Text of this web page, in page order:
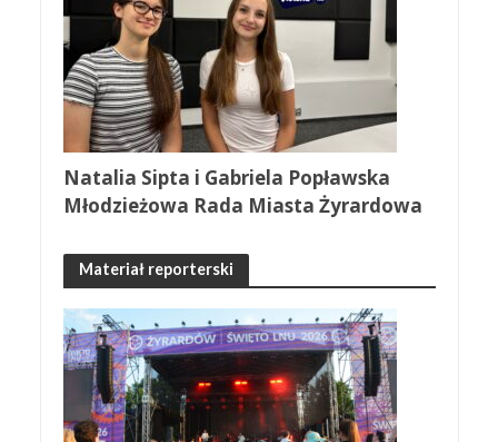
Natalia Sipta i Gabriela Popławska
Młodzieżowa Rada Miasta Żyrardowa
Materiał reporterski